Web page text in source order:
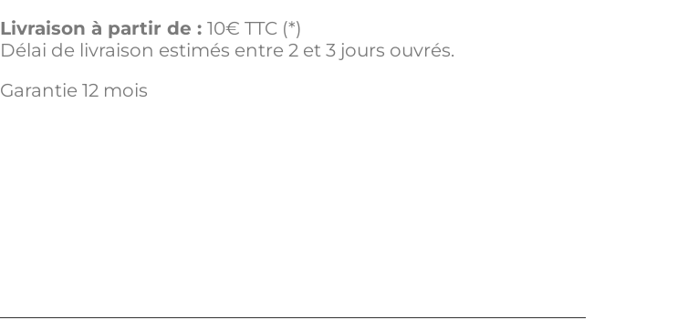
Livraison à partir de : 10€ TTC (*)
Délai de livraison estimés entre 2 et 3 jours ouvrés.
Garantie 12 mois